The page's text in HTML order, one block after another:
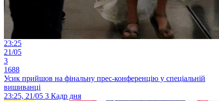
23:25
21/05
3
1688
Усик прийшов на фінальну прес-конференцію у спеціальній
вишиванці
23:25, 21/05 3 Кадр дня